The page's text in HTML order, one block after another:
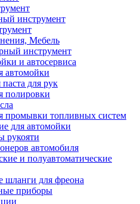
инструмент
Мебель
инструмент
и автосервиса
автомойки
для рук
полировки
промывки топливных систем
для автомойки
рукояти
автомобиля
и полуавтоматические
шланги для фреона
приборы